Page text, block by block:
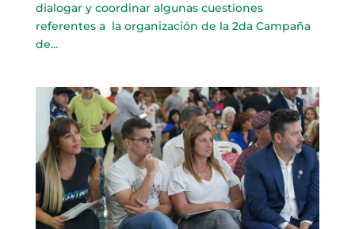
dialogar y coordinar algunas cuestiones
referentes a la organización de la 2da Campaña
de...